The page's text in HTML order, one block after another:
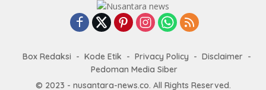
Box Redaksi Kode Etik Privacy Policy
Disclaimer
Pedoman Media Siber
© 2023 - nusantara-news.co. All Rights Reserved.